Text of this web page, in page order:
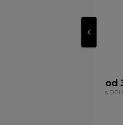
od
s DPH